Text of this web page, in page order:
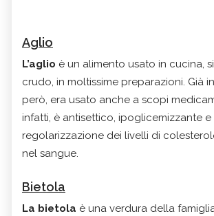
Aglio
L’aglio è un alimento usato in cucina,
crudo, in moltissime preparazioni. Già
però, era usato anche a scopi
infatti, è antisettico, ipoglicemizzante
regolarizzazione dei livelli di
nel sangue.
Bietola
La bietola è una verdura della